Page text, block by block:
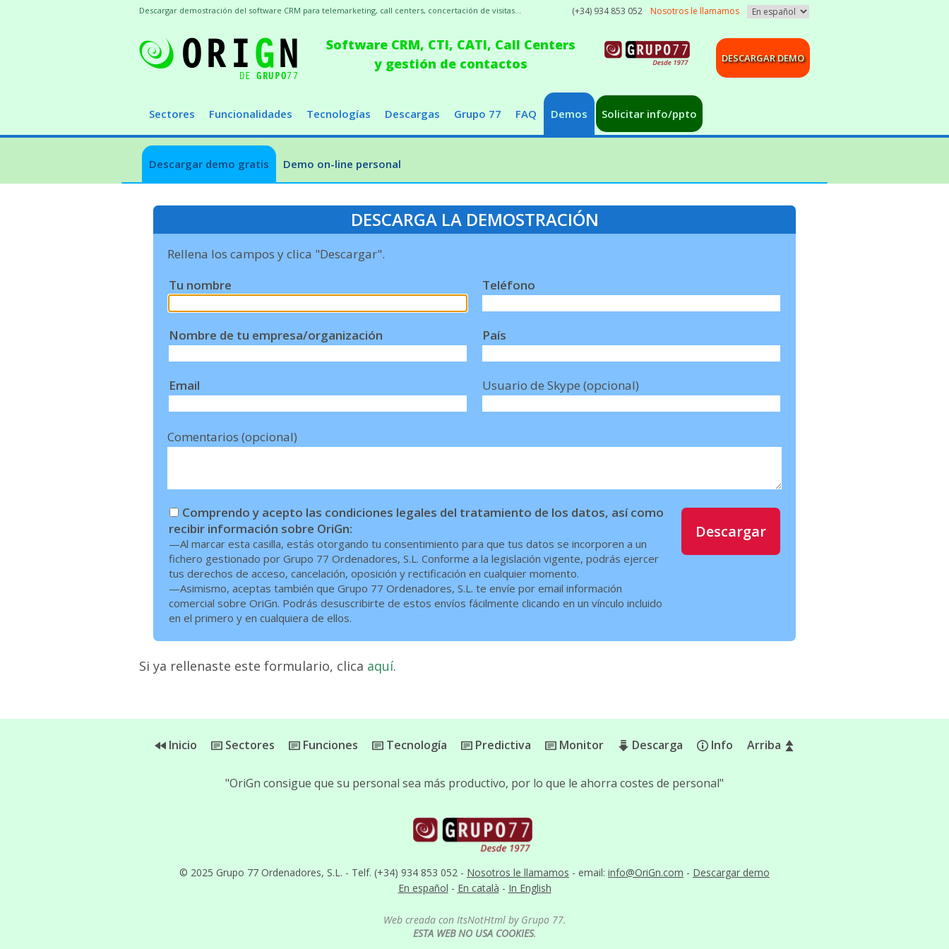
Software CRM, CTI, CATI, Call Centers
y gestión de contactos
(+34) 934 853 052 Nosotros le llamamos
DESCARGAR DEMO
Sectores Funcionalidades Tecnologías Descargas Grupo 77 FAQ Demos Solicitar info/ppto
Descargar demo gratis Demo on-line personal
Descargar demostración del software CRM para telemarketing, call centers, concertación de visitas...
DESCARGA LA DEMOSTRACIÓN
Rellena los campos y clica "Descargar".
Tu nombre
Nombre de tu empresa/organización
Email
Teléfono
País
Usuario de Skype (opcional)
Comentarios (opcional)
Comprendo y acepto las condiciones legales del tratamiento de los datos, así como
recibir información sobre OriGn:
—Al marcar esta casilla, estás otorgando tu consentimiento para que tus datos se incorporen a un
fichero gestionado por Grupo 77 Ordenadores, S.L. Conforme a la legislación vigente, podrás ejercer
tus derechos de acceso, cancelación, oposición y rectificación en cualquier momento.
—Asimismo, aceptas también que Grupo 77 Ordenadores, S.L. te envíe por email información
comercial sobre OriGn. Podrás desuscribirte de estos envíos fácilmente clicando en un vínculo incluido
en el primero y en cualquiera de ellos.
Descargar
Si ya rellenaste este formulario, clica aquí.
Inicio Sectores Funciones Tecnología Predictiva Monitor Descarga Info Arriba
© 2025 Grupo 77 Ordenadores, S.L. - Telf. (+34) 934 853 052 - Nosotros le llamamos - email: info@OriGn.com - Descargar demo
En español - En català - In English
"OriGn consigue que su personal sea más productivo, por lo que le ahorra costes de personal"
Web creada con ItsNotHtml by Grupo 77.
ESTA WEB NO USA COOKIES.